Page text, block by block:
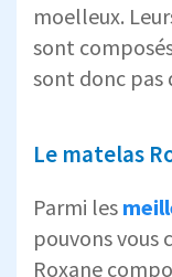
moelleux.
sont
sont donc pas
Le matelas
Parmi les
pouvons
Roxane